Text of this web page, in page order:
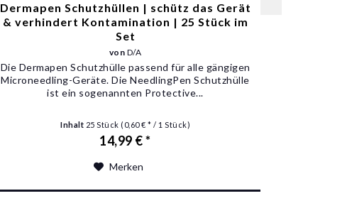
Dermapen Schutzhüllen | schütz das Gerät
& verhindert Kontamination | 25 Stück im
Set
von D/A
Die Dermapen Schutzhülle passend für alle gängigen
Microneedling-Geräte. Die NeedlingPen Schutzhülle
ist ein sogenannten Protective...
Inhalt 25 Stück (0,60 € * / 1 Stück)
14,99 € *
Merken